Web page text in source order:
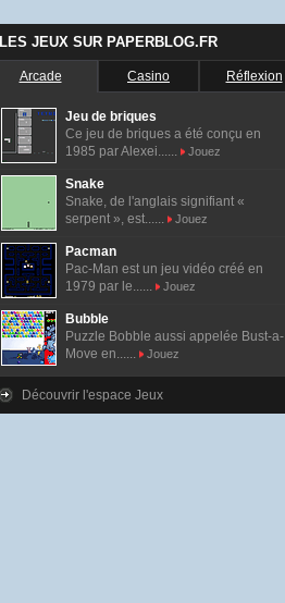
LES JEUX SUR PAPERBLOG.FR
Arcade Casino Réflexion
Jeu de briques
Ce jeu de briques a été conçu en
1985 par Alexei......
Jouez
Snake
Snake, de l'anglais signifiant «
serpent », est......
Jouez
Pacman
Pac-Man est un jeu vidéo créé en
1979 par le......
Jouez
Bubble
Puzzle Bobble aussi appelée Bust-a-
Move en......
Jouez
Découvrir l'espace Jeux